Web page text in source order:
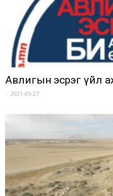
Авлигын эсрэг үйл
- 2021-05-27